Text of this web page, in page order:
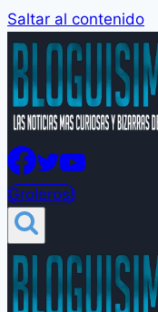
Saltar al contenido
Groleros!